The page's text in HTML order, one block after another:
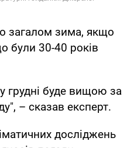
загалом зима, якщо
були 30-40 років
грудні буде вищою за
– сказав експерт.
досліджень